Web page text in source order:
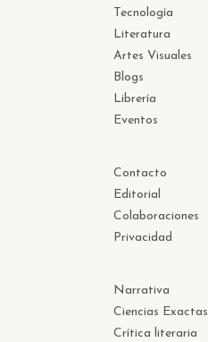
Tecnología
Literatura
Artes Visuales
Blogs
Librería
Eventos
Contacto
Editorial
Colaboraciones
Privacidad
Narrativa
Ciencias Exactas
Crítica literaria